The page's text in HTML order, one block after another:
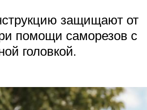
защищают от
помощи саморезов с
головкой.